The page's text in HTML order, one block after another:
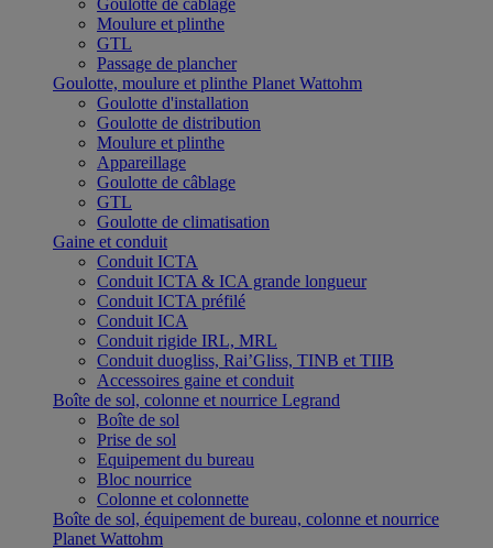
Goulotte de câblage
Moulure et plinthe
GTL
Passage de plancher
Goulotte, moulure et plinthe Planet Wattohm
Goulotte d'installation
Goulotte de distribution
Moulure et plinthe
Appareillage
Goulotte de câblage
GTL
Goulotte de climatisation
Gaine et conduit
Conduit ICTA
Conduit ICTA & ICA grande longueur
Conduit ICTA préfilé
Conduit ICA
Conduit rigide IRL, MRL
Conduit duogliss, Rai’Gliss, TINB et TIIB
Accessoires gaine et conduit
Boîte de sol, colonne et nourrice Legrand
Boîte de sol
Prise de sol
Equipement du bureau
Bloc nourrice
Colonne et colonnette
Boîte de sol, équipement de bureau, colonne et nourrice
Planet Wattohm